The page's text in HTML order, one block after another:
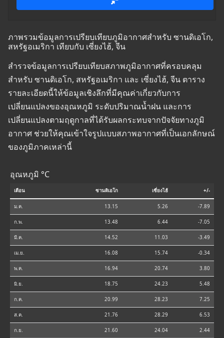
ภาพรวมข้อมูลการเปรียบเทียบภูมิอากาศสำหรับ ซานดิเอโก,
สหรัฐอเมริกา เทียบกับ เซี่ยงไฮ้, จีน
สำรวจข้อมูลการเปรียบเทียบสภาพภูมิอากาศที่ครอบคลุม
สำหรับ ซานดิเอโก, สหรัฐอเมริกา และ เซี่ยงไฮ้, จีน ตาราง
รายละเอียดนี้ให้ข้อมูลเชิงลึกที่มีคุณค่าเกี่ยวกับการ
เปลี่ยนแปลงของอุณหภูมิ ระดับปริมาณน้ำฝน และการ
เปลี่ยนแปลงตามฤดูกาลที่ได้รับผลกระทบจากปัจจัยทางภูมิ
อากาศ ช่วยให้คุณเข้าใจรูปแบบสภาพอากาศที่เป็นเอกลักษณ์
ของภูมิภาคเหล่านี้
อุณหภูมิ °C
เดือน ซานดิเอโก เซี่ยงไฮ้ +/-
ม.ค. 13.15 5.26 -7.89
ก.พ. 13.48 6.44 -7.05
มี.ค. 14.52 11.03 -3.49
เม.ย. 16.08 15.74 -0.34
พ.ค. 16.94 20.74 3.80
มิ.ย. 18.75 24.23 5.48
ก.ค. 20.99 28.23 7.25
ส.ค. 21.76 28.29 6.53
ก.ย. 21.60 24.04 2.44